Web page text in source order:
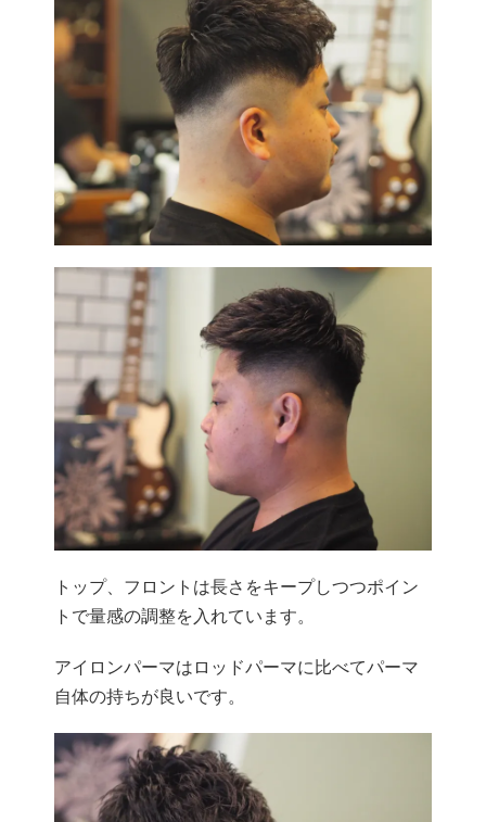
トップ、フロントは長さをキープしつつポイン
トで量感の調整を入れています。
アイロンパーマはロッドパーマに比べてパーマ
自体の持ちが良いです。